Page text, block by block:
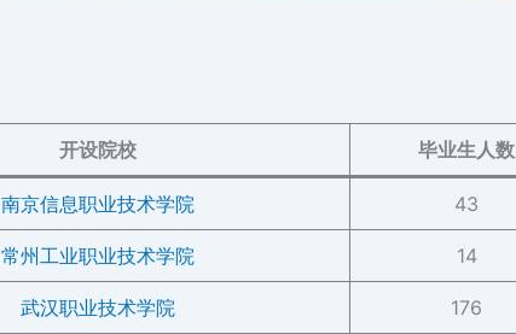
开设院校 毕业生人数
南京信息职业技术学院 43
常州工业职业技术学院 14
武汉职业技术学院 176